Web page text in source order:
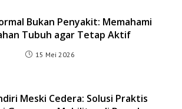
Bukan Penyakit: Memahami
Tubuh agar Tetap Aktif
15 Mei 2026
Meski Cedera: Solusi Praktis